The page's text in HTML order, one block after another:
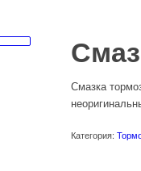
Смазка
Категория: